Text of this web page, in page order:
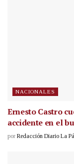
NACIONALES
Ernesto Castro
accidente en el
por Redacción Diario La